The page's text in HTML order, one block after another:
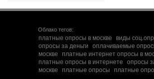
Облако тегов:
платные опросы в москве виды
опросы за деньги оплачиваемые
москве платные интернет опросы в
платные опросы в интернете опросы
москве платные опросы платные